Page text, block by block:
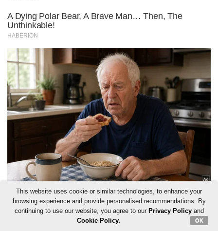
This website uses cookie or similar technologies, to enhance your
browsing experience and provide personalised recommendations. By
continuing to use our website, you agree to our Privacy Policyand
Cookie Policy. OK